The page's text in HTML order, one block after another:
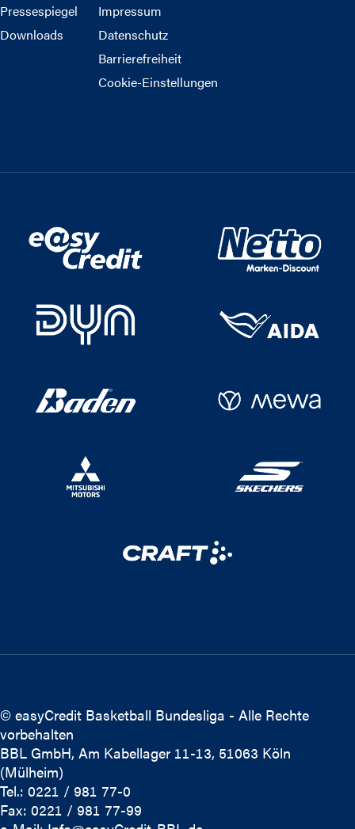
Pressespiegel
Downloads
Impressum
Datenschutz
Barrierefreiheit
Cookie-Einstellungen
© easyCredit Basketball Bundesliga - Alle Rechte
vorbehalten
BBL GmbH, Am Kabellager 11-13, 51063 Köln
(Mülheim)
Tel.: 0221 / 981 77-0
Fax: 0221 / 981 77-99